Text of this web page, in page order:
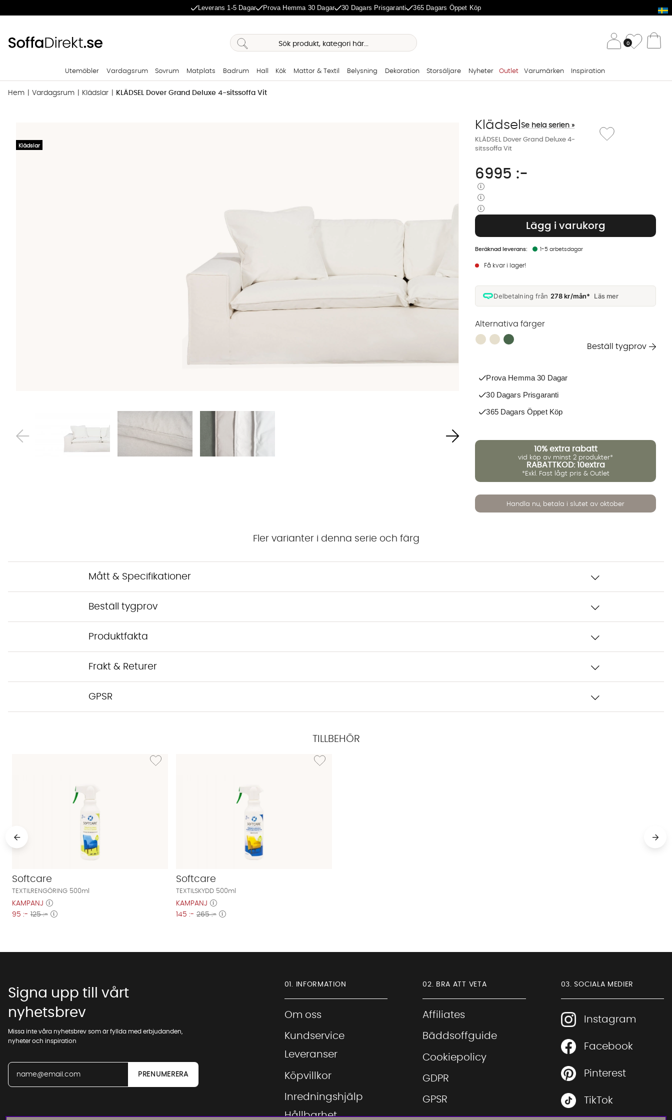
Leverans 1-5 Dagar Prova Hemma 30 Dagar 30 Dagars Prisgaranti 365 Dagars Öppet Köp
0
Utemöbler Vardagsrum Sovrum Matplats Badrum Hall Kök Mattor & Textil Belysning Dekoration Storsäljare Nyheter Outlet Varumärken Inspiration
Hem Vardagsrum Klädslar KLÄDSEL Dover Grand Deluxe 4-sitssoffa Vit
KLÄDSEL Dover Grand Deluxe 4-
sitssoffa Vit
KlädselSe hela serien » Lägg till i önskelista:
Klädslar
6995 :-
Lägg i varukorg
Delbetalning från 278 kr/mån* Läs mer
1-5 arbetsdagar
Få kvar i lager!
Alternativa färger
Finns även i dessa färger:
Beställ tygprov
Prova Hemma 30 Dagar
30 Dagars Prisgaranti
365 Dagars Öppet Köp
10% extra rabatt
vid köp av minst 2 produkter*
RABATTKOD: 10extra
*Exkl. Fast lågt pris & Outlet
Handla nu, betala i slutet av oktober
Fler varianter i denna serie och färg
Mått & Specifikationer
Beställ tygprov
Produktfakta
Frakt & Returer
GPSR
TILLBEHÖR
Lägg till i önskelista: TEXTILRENGÖRING 500ml
Softcare
TEXTILRENGÖRING 500ml
KAMPANJ
95 :- 125 :-
Lägg till i önskelista: TEXTILSKYDD 500ml
Softcare
TEXTILSKYDD 500ml
KAMPANJ
145 :- 265 :-
Signa upp till vårt
nyhetsbrev
Missa inte våra nyhetsbrev som är fyllda med erbjudanden,
nyheter och inspiration
01. INFORMATION
Om oss
Kundservice
Leveranser
Köpvillkor
Inredningshjälp
Hållbarhet
02. BRA ATT VETA
Affiliates
Bäddsoffguide
Cookiepolicy
GDPR
GPSR
03. SOCIALA MEDIER
Instagram
Facebook
Pinterest
TikTok